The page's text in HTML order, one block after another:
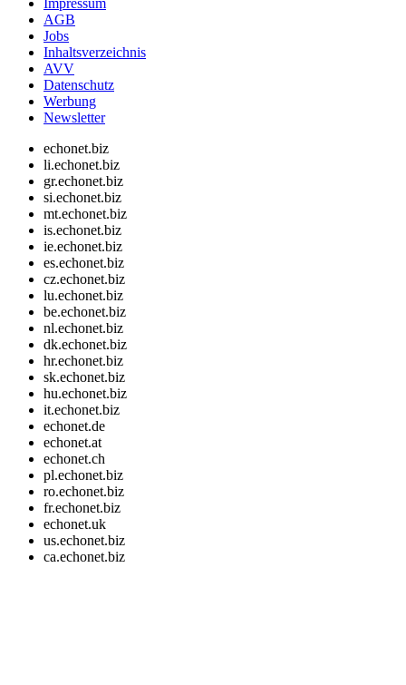
Impressum
AGB
Jobs
Inhaltsverzeichnis
AVV
Datenschutz
Werbung
Newsletter
echonet.biz
li.echonet.biz
gr.echonet.biz
si.echonet.biz
mt.echonet.biz
is.echonet.biz
ie.echonet.biz
es.echonet.biz
cz.echonet.biz
lu.echonet.biz
be.echonet.biz
nl.echonet.biz
dk.echonet.biz
hr.echonet.biz
sk.echonet.biz
hu.echonet.biz
it.echonet.biz
echonet.de
echonet.at
echonet.ch
pl.echonet.biz
ro.echonet.biz
fr.echonet.biz
echonet.uk
us.echonet.biz
ca.echonet.biz